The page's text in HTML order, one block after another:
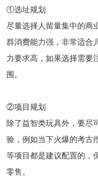
①选址规划
尽量选择人留量集中的商
群消费能力强，非常适合
力要求高，如果选择需要
围。
②项目规划
除了益智类玩具外，要尽
验，例如当下火爆的考古
等项目都是建议配置的，
零售。